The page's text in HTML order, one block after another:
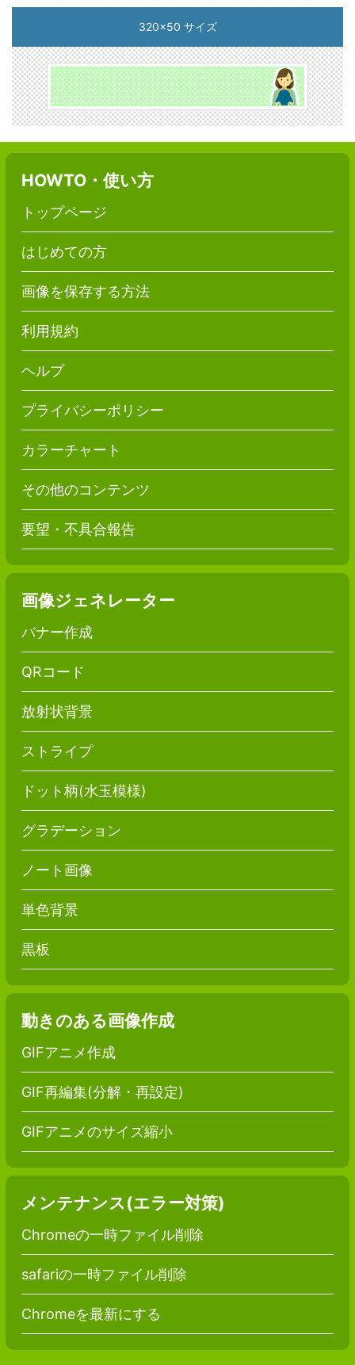
320x50 サイズ
HOWTO・使い方
トップページ
はじめての方
画像を保存する方法
利用規約
ヘルプ
プライバシーポリシー
カラーチャート
その他のコンテンツ
要望・不具合報告
画像ジェネレーター
バナー作成
QRコード
放射状背景
ストライプ
ドット柄(水玉模様)
グラデーション
ノート画像
単色背景
黒板
動きのある画像作成
GIFアニメ作成
GIF再編集(分解・再設定)
GIFアニメのサイズ縮小
メンテナンス(エラー対策)
Chromeの一時ファイル削除
safariの一時ファイル削除
Chromeを最新にする